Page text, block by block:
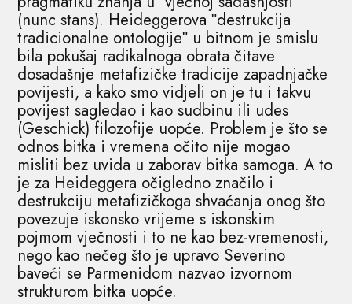
(nunc stans). Heideggerova ʺdestrukcija
tradicionalne ontologijeʺ u bitnom je smislu
bila pokušaj radikalnoga obrata čitave
dosadašnje metafizičke tradicije zapadnjačke
povijesti, a kako smo vidjeli on je tu i takvu
povijest sagledao i kao sudbinu ili udes
(Geschick) filozofije uopće. Problem je što se
odnos bitka i vremena očito nije mogao
misliti bez uvida u zaborav bitka samoga. A to
je za Heideggera očigledno značilo i
destrukciju metafizičkoga shvaćanja onog što
povezuje iskonsko vrijeme s iskonskim
pojmom vječnosti i to ne kao bez-vremenosti,
nego kao nečeg što je upravo Severino
baveći se Parmenidom nazvao izvornom
strukturom bitka uopće.